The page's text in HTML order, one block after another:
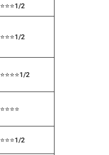
⭐⭐⭐1/2
⭐⭐⭐1/2
⭐⭐⭐⭐1/2
⭐⭐⭐⭐
⭐⭐⭐1/2